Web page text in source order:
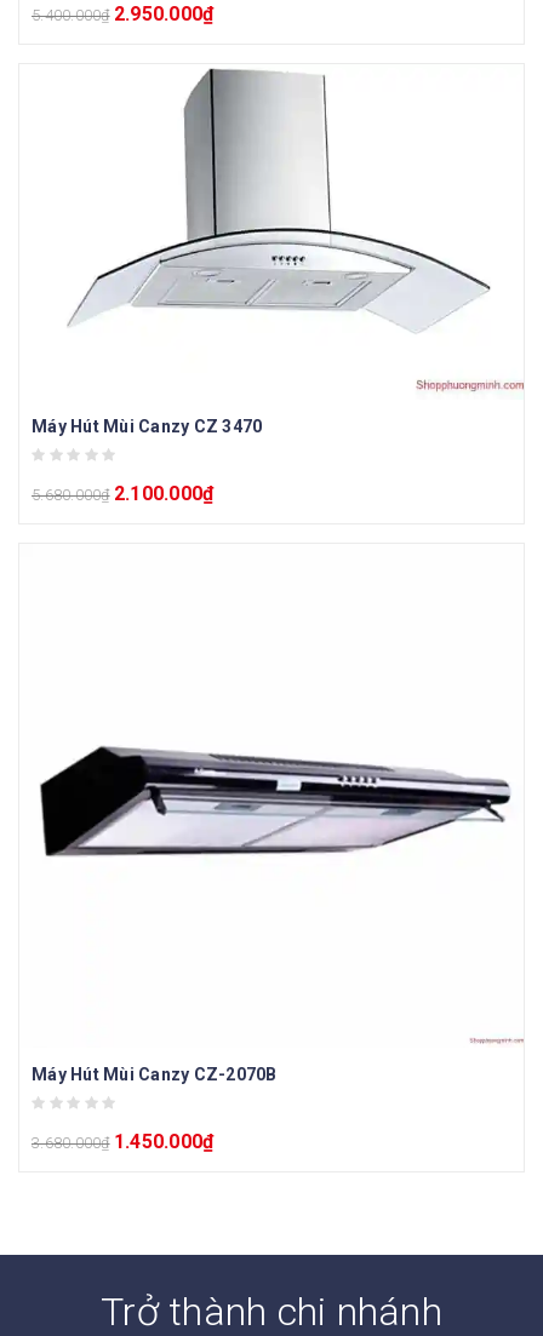
5.400.000₫ 2.950.000₫
Máy Hút Mùi Canzy CZ 3470
5.680.000₫ 2.100.000₫
Máy Hút Mùi Canzy CZ-2070B
3.680.000₫ 1.450.000₫
Trở thành chi nhánh